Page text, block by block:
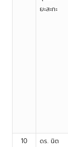
ยะสะกะ
10
ดร. นิต